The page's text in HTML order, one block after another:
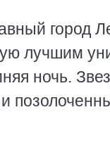
город
лучшим
ночь.